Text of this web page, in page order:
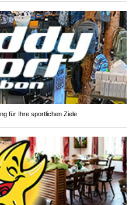
für Ihre sportlichen Ziele